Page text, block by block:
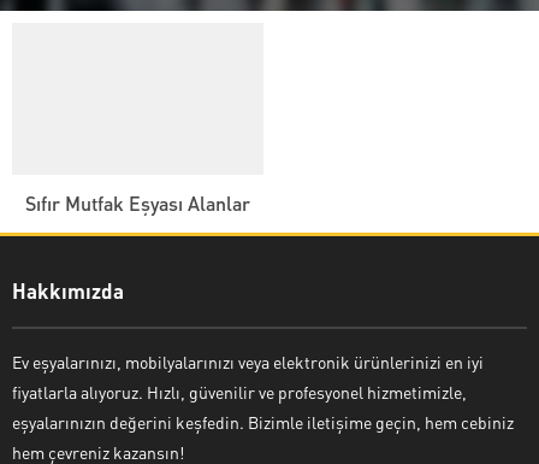
Sıfır Mutfak Eşyası Alanlar
Hakkımızda
Ev eşyalarınızı, mobilyalarınızı veya elektronik ürünlerinizi en iyi
fiyatlarla alıyoruz. Hızlı, güvenilir ve profesyonel hizmetimizle,
eşyalarınızın değerini keşfedin. Bizimle iletişime geçin, hem cebiniz
hem çevreniz kazansın!
Ayşe Yılmaz